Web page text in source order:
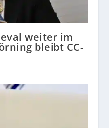
weiter im
bleibt CC-